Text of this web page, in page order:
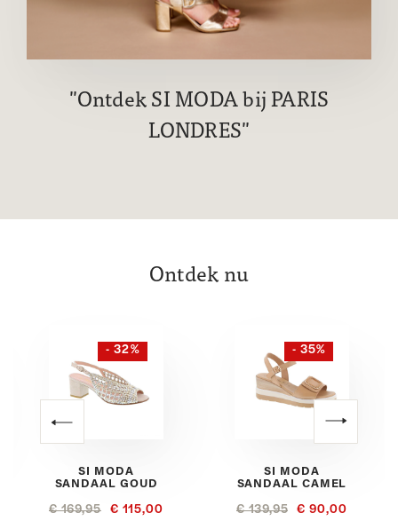
Ontdek SI MODA bij PARIS
LONDRES
Ontdek nu
- 32%
SI MODA
SANDAAL GOUD
€ 169,95 € 115,00
- 35%
SI MODA
SANDAAL CAMEL
€ 139,95 € 90,00